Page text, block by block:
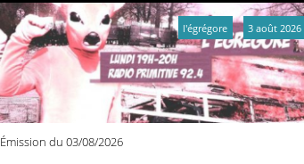
Émission du 03/08/2026
l'égrégore 3 août 2026